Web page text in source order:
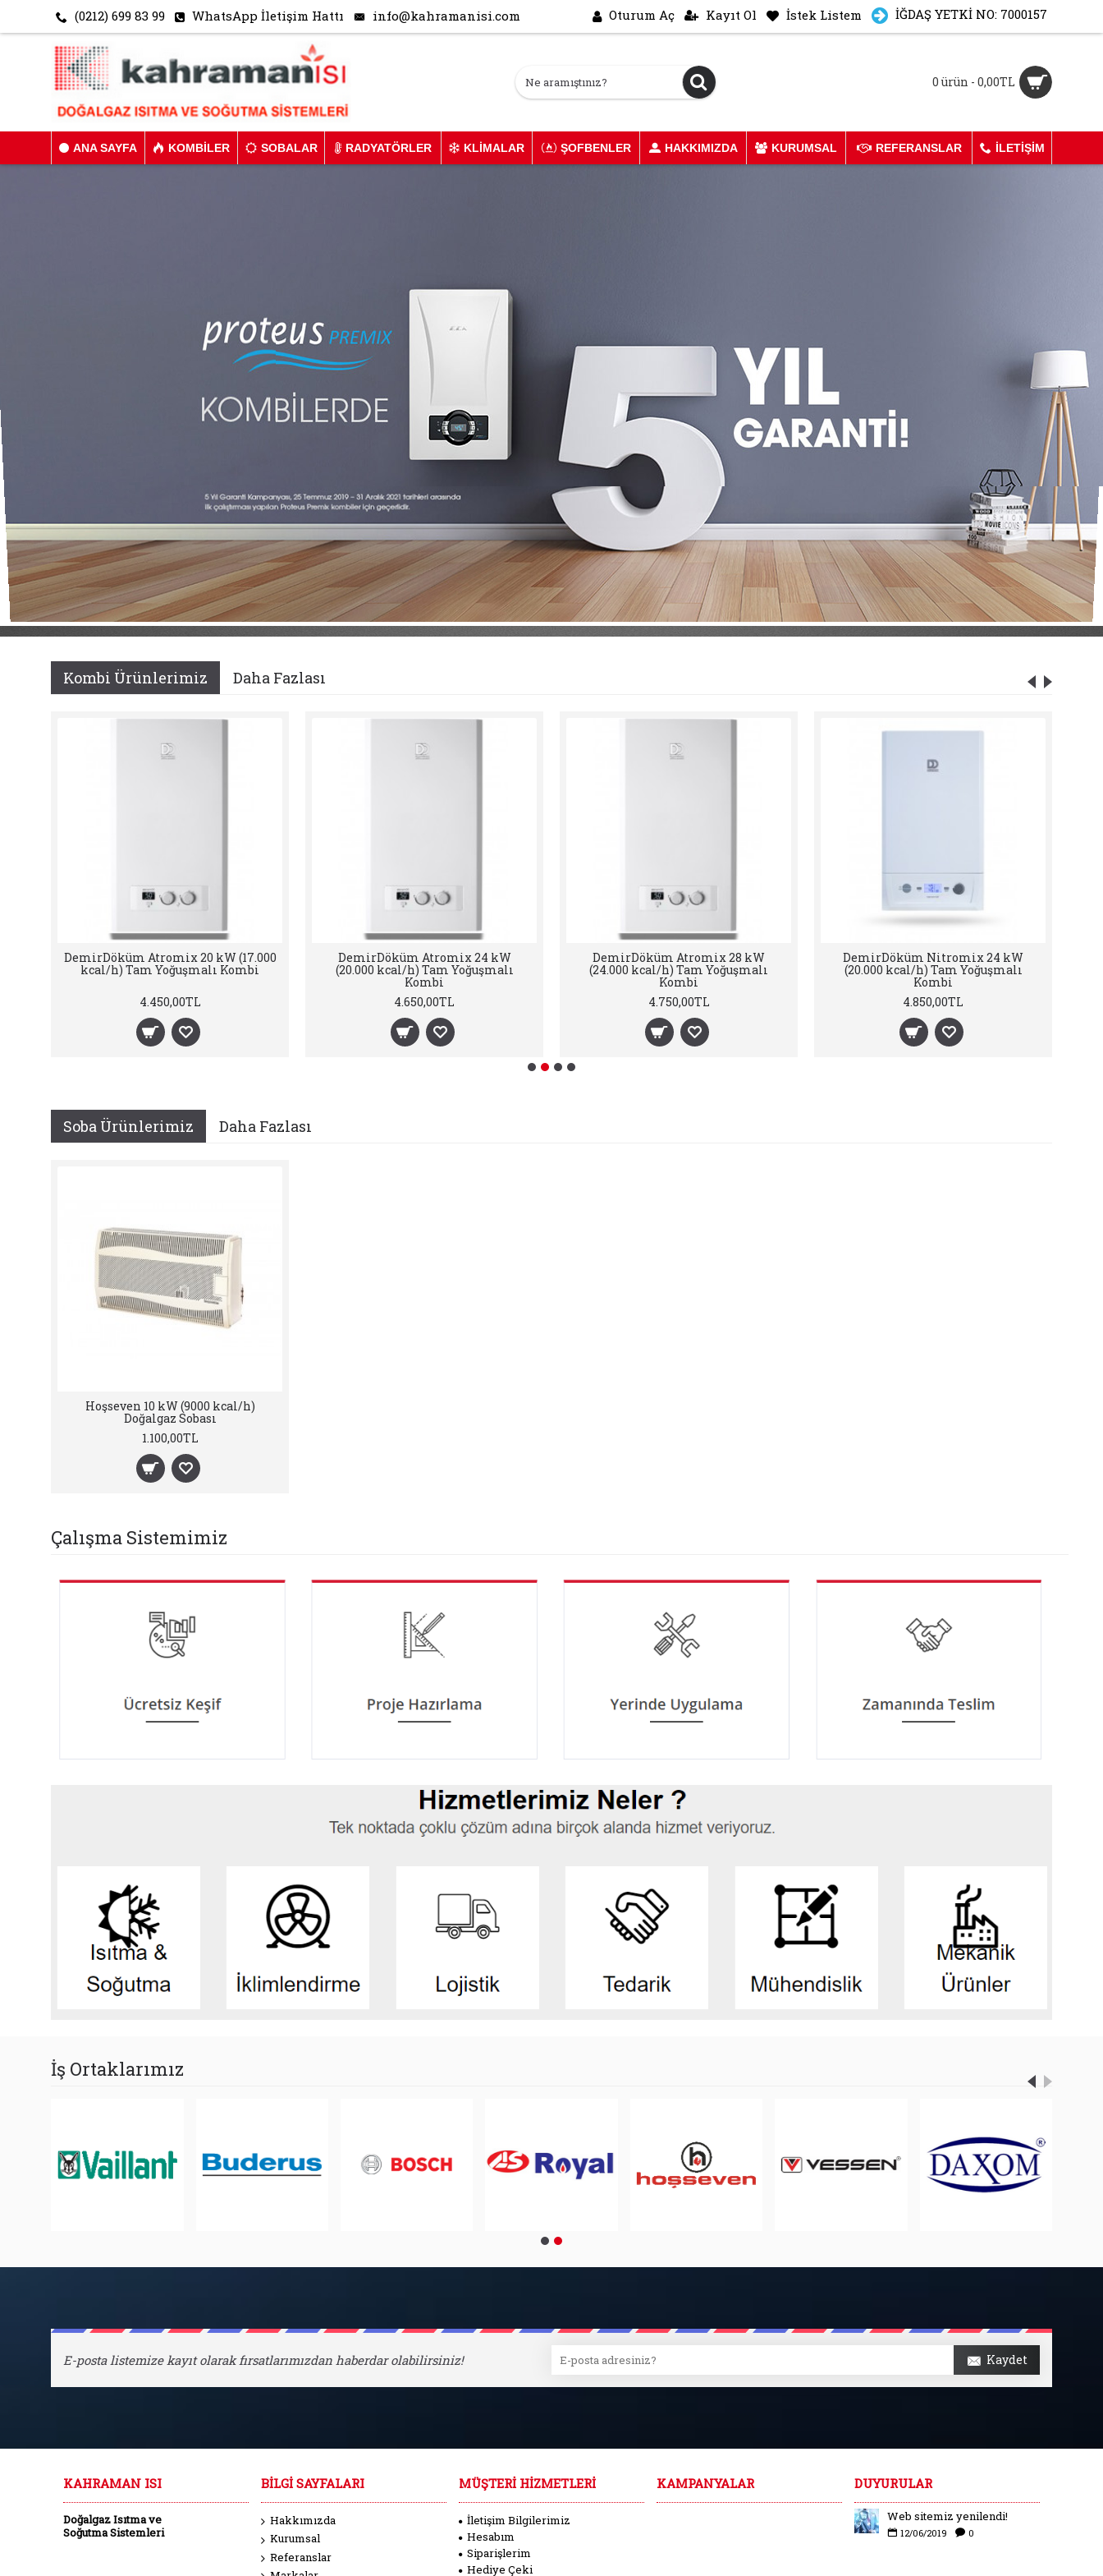
(0212) 699 83 99 WhatsApp İletişim Hattı info@kahramanisi.com Oturum Aç Kayıt Ol İstek Listem İĞDAŞ YETKİ NO: 7000157
0 ürün - 0,00TL
ANA SAYFA KOMBILER SOBALAR RADYATÖRLER KLIMALAR ŞOFBENLER HAKKIMIZDA KURUMSAL REFERANSLAR İLETIŞIM
Kombi Ürünlerimiz Daha Fazlası
DemirDöküm Nitron Condense 24
kW (20.000 kcal/h) Yarı Yoğuşmalı
Kombi
3.400,00TL
E.C.A Calora Premix 24Kw
20.000kcal/h Tam Yoğuşmalı Kombi
4.450,00TL
E.C.A Citius 24 kW (20.000 kcal/h)
Tam Yoğuşmalı Kombi
4.200,00TL
E.C.A Proteus Premix 24 Kw (20.000
kcal/h) Tam Yoğuşmalı Kombi
4.950,00TL
Soba Ürünlerimiz Daha Fazlası
Hoşseven 10 kW (9000 kcal/h)
Doğalgaz Sobası
1.100,00TL
Çalışma Sistemimiz
İş Ortaklarımız
E-posta listemize kayıt olarak fırsatlarımızdan haberdar olabilirsiniz! Kaydet
KAHRAMAN ISI
Doğalgaz Isıtmave
Soğutma Sistemleri
BILGI SAYFALARI
Hakkımızda
Kurumsal
Referanslar
MÜŞTERI HIZMETLERI
İletişim Bilgilerimiz
Hesabım
Siparişlerim
Hediye Çeki
KAMPANYALAR DUYURULAR
Web sitemiz yenilendi!
12/06/2019 0